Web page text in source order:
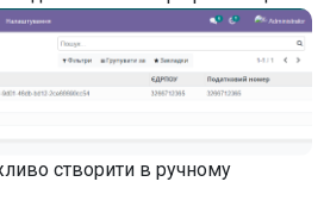
створити в ручному